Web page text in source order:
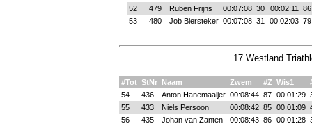
52
479 Ruben Frijns 00:07:08 30 00:02:11
86
53
480 Job Biersteker 00:07:08 31 00:02:03 79
17 Westland
#Tot StNr Naam Zwem #Z Wis1
54
436 Anton Hanemaaijer 00:08:44 87 00:01:29
55
433 Niels Persoon 00:08:42 85 00:01:09
56
435 Johan van Zanten 00:08:43 86 00:01:28